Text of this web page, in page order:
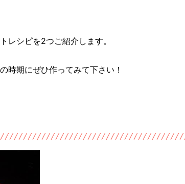
レシピを2つご紹介します。
時期にぜひ作ってみて下さい！